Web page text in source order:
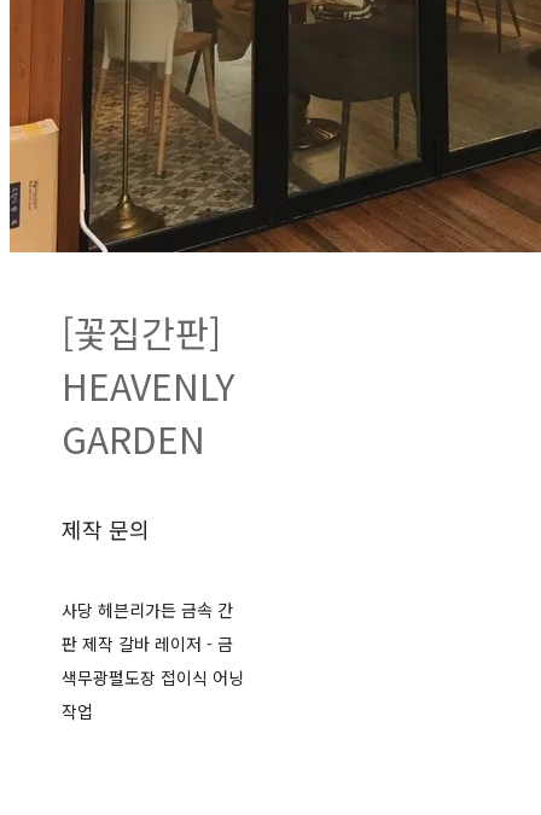
[꽃집간판]
HEAVENLY
GARDEN
제작 문의
사당 헤븐리가든 금속 간
판 제작 갈바 레이저 - 금
색무광펄도장 접이식 어닝
작업